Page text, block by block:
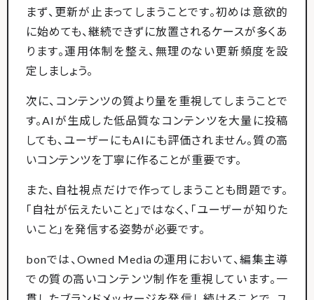
まず、更新が止まってしまうことです。初めは意欲的
に始めても、継続できずに放置されるケースが多くあ
ります。運用体制を整え、無理のない更新頻度を設
定しましょう。
次に、コンテンツの質より量を重視してしまうことで
す。AIが生成した低品質なコンテンツを大量に投稿
しても、ユーザーにもAIにも評価されません。質の高
いコンテンツを丁寧に作ることが重要です。
また、自社視点だけで作ってしまうことも問題です。
「自社が伝えたいこと」ではなく、「ユーザーが知りた
いこと」を発信する姿勢が必要です。
bonでは、Owned Mediaの運用において、編集主導
での質の高いコンテンツ制作を重視しています。一